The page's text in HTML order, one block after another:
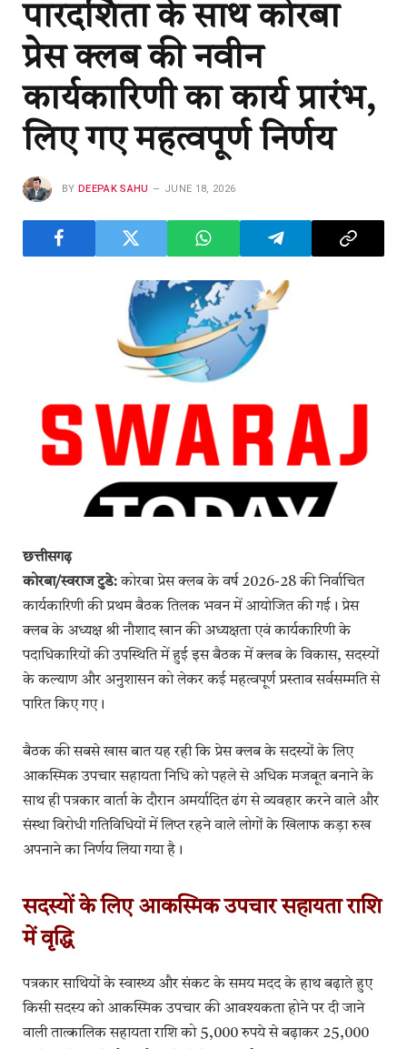
पारदर्शिता के साथ कोरबा
प्रेस क्लब की नवीन
कार्यकारिणी का कार्य प्रारंभ,
लिए गए महत्वपूर्ण निर्णय
BY DEEPAK SAHU JUNE 18, 2026
छत्तीसगढ़
कोरबा/स्वराज टुडे:कोरबा प्रेस क्लब के वर्ष 2026-28 की निर्वाचित
कार्यकारिणी की प्रथम बैठक तिलक भवन में आयोजित की गई। प्रेस
क्लब के अध्यक्ष श्री नौशाद खान की अध्यक्षता एवं कार्यकारिणी के
पदाधिकारियों की उपस्थिति में हुई इस बैठक में क्लब के विकास, सदस्यों
के कल्याण और अनुशासन को लेकर कई महत्वपूर्ण प्रस्ताव सर्वसम्मति से
पारित किए गए।
बैठक की सबसे खास बात यह रही कि प्रेस क्लब के सदस्यों के लिए
आकस्मिक उपचार सहायता निधि को पहले से अधिक मजबूत बनाने के
साथ ही पत्रकार वार्ता के दौरान अमर्यादित ढंग से व्यवहार करने वाले और
संस्था विरोधी गतिविधियों में लिप्त रहने वाले लोगों के खिलाफ कड़ा रुख
अपनाने का निर्णय लिया गया है।
सदस्यों के लिए आकस्मिक उपचार सहायता राशि
में वृद्धि
पत्रकार साथियों के स्वास्थ्य और संकट के समय मदद के हाथ बढ़ाते हुए
किसी सदस्य को आकस्मिक उपचार की आवश्यकता होने पर दी जाने
वाली तात्कालिक सहायता राशि को 5,000 रुपये से बढ़ाकर 25,000